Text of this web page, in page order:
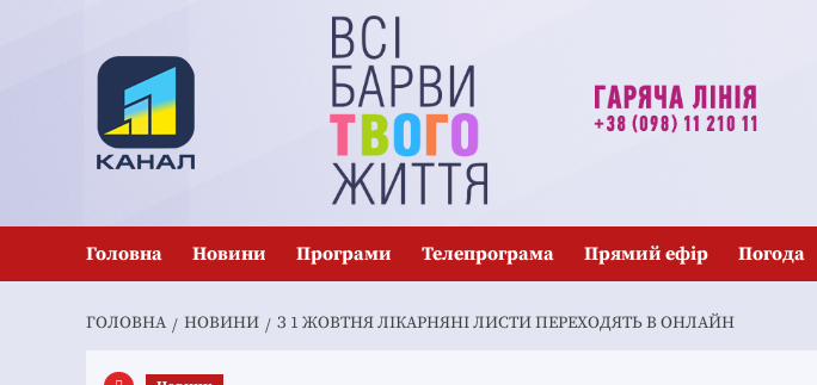
Головна Новини Програми Телепрограма Прямий ефір Погода
ГОЛОВНА НОВИНИ З 1 ЖОВТНЯ ЛІКАРНЯНІ ЛИСТИ ПЕРЕХОДЯТЬ В ОНЛАЙН